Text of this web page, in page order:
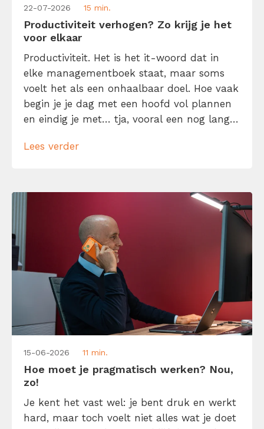
22-07-2026 15 min.
Productiviteit verhogen? Zo krijg je het
voor elkaar
Productiviteit. Het is het it-woord dat in
elke managementboek staat, maar soms
voelt het als een onhaalbaar doel. Hoe vaak
begin je je dag met een hoofd vol plannen
en eindig je met… tja, vooral een nog langer
enige. We willen allemaal meer gedaan
Lees verder
15-06-2026 11 min.
Hoe moet je pragmatisch werken? Nou,
zo!
Je kent het vast wel: je bent druk en werkt
hard, maar toch voelt niet alles wat je doet